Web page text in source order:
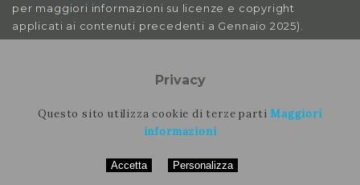
per maggiori informazioni su licenze e copyright
applicati ai contenuti precedenti a Gennaio 2025).
splitshire
Per contattare la rimozione contattare il nostro staff
Privacy
Questo sito utilizza cookie di terze partiMaggiori
informazioni
Accetta Personalizza